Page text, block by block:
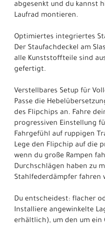
abgesenkt und du kannst
Laufrad montieren.
Optimiertes integriertes
Der Staufachdeckel am
alle Kunststoffteile sind
gefertigt.
Verstellbares Setup für
Passe die
des Flipchips an. Fahre
progressiven Einstellung
Fahrgefühl auf ruppigen
Lege den Flipchip auf die
wenn du große Rampen
Durchschlägen haben zu
Stahlfederdämpfer fahren
Du entscheidest: flacher
Installiere angewinkelte
erhältlich), um den um ein